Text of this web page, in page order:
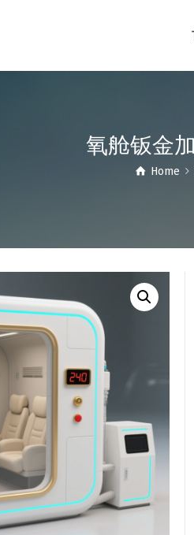
氧舱钣金
Home